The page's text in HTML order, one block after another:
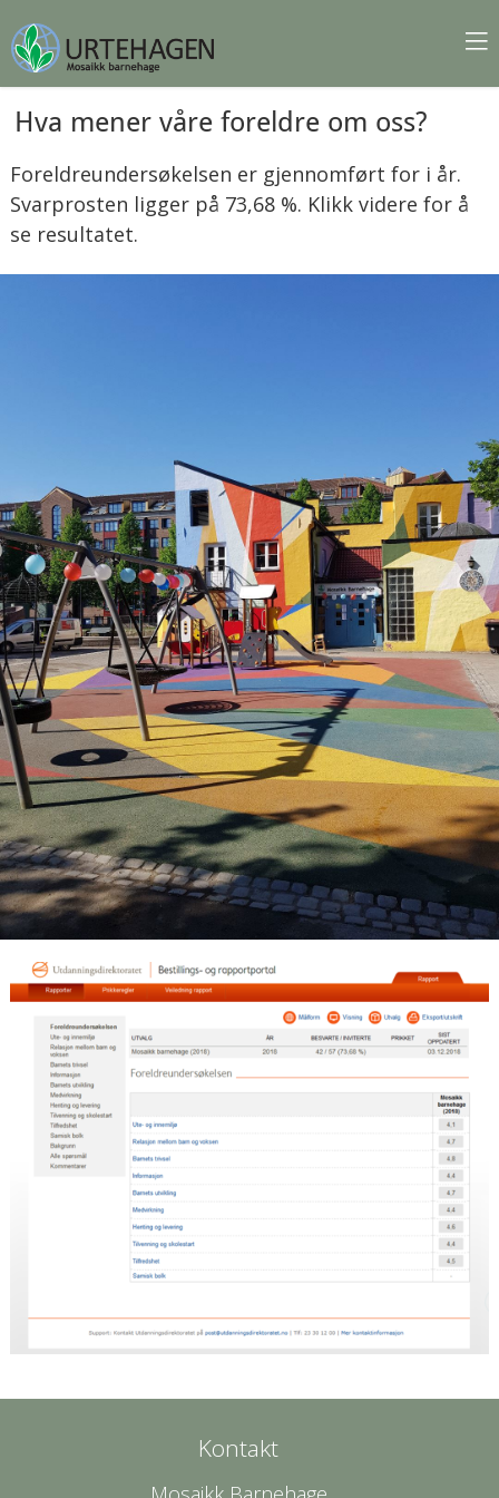
Hva mener våre foreldre om oss?
Foreldreundersøkelsen er gjennomført for i år.
Svarprosten ligger på 73,68 %. Klikk videre for å
se resultatet.
Kontakt